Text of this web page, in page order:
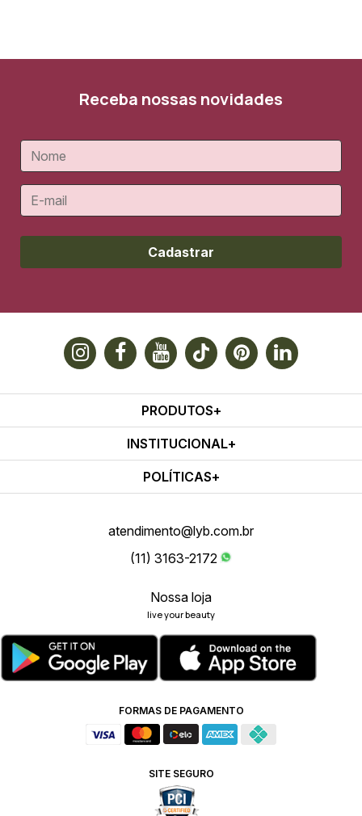
Receba nossas novidades
Cadastrar
PRODUTOS
INSTITUCIONAL
POLÍTICAS
atendimento@lyb.com.br
(11) 3163-2172
Nossa loja
live your beauty
FORMAS DE PAGAMENTO
SITE SEGURO